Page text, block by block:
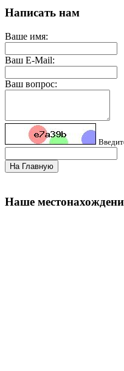
Написать нам
Ваше имя:
Ваш E-Mail:
Ваш вопрос:
На Главную
Наше